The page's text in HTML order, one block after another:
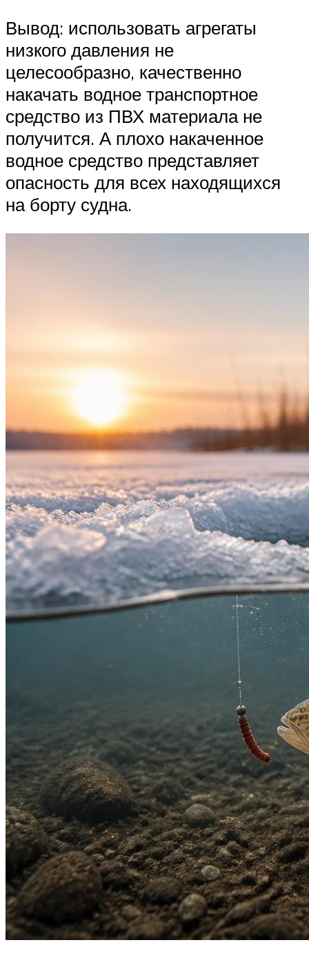
Вывод: использовать агрегаты
низкого давления не
целесообразно, качественно
накачать водное транспортное
средство из ПВХ материала не
получится. А плохо накаченное
водное средство представляет
опасность для всех находящихся
на борту судна.